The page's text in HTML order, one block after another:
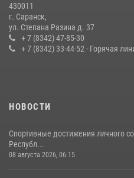
Сотрудники Росгвардии
конкурса профмастерства в
23 июля 2026, 11:54 4
430011
г. Саранск,
ул. Степана Разина д. 37
+ 7 (8342) 47-85-30
+ 7 (8342) 33-44-52 - Горячая
НОВОСТИ
Спортивные достижения личного
Республ...
08 августа 2026, 06:15